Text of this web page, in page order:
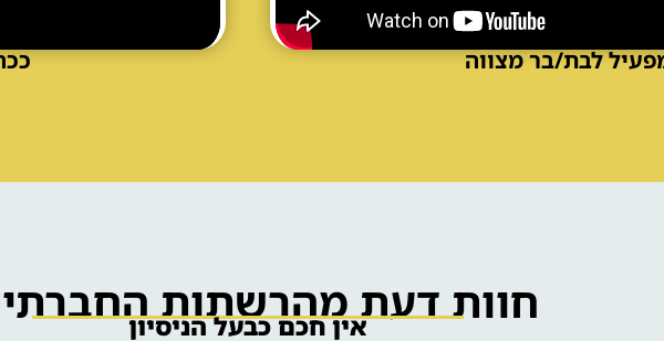
לבת/בר מצווה
חוות דעת מהרשתות
אין חכם כבעל הניסיון